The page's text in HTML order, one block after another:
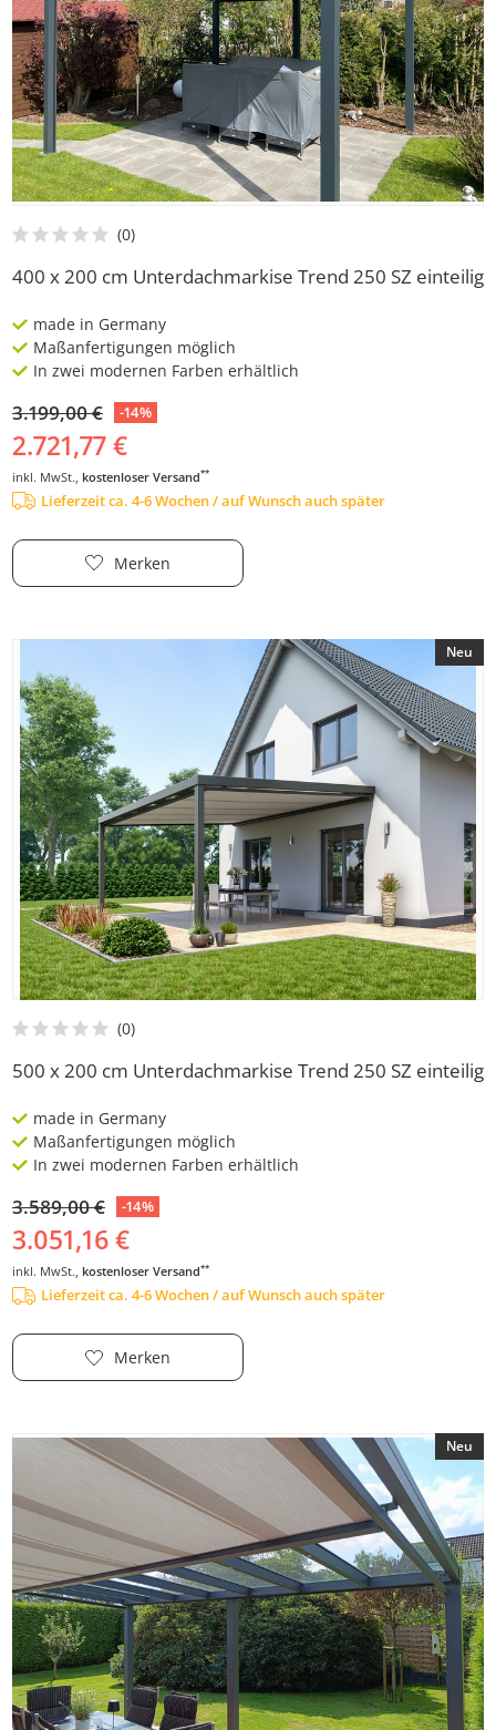
400 x 200 cm Unterdachmarkise Trend 250 SZ einteilig
made in Germany
Maßanfertigungen möglich
In zwei modernen Farben erhältlich
3.199,00 € -14%
2.721,77 €
inkl. MwSt., kostenloser Versand**
Lieferzeit ca. 4-6 Wochen / auf Wunsch auch später
Merken
Neu
500 x 200 cm Unterdachmarkise Trend 250 SZ einteilig
made in Germany
Maßanfertigungen möglich
In zwei modernen Farben erhältlich
3.589,00 € -14%
3.051,16 €
inkl. MwSt., kostenloser Versand**
Lieferzeit ca. 4-6 Wochen / auf Wunsch auch später
Merken
Neu